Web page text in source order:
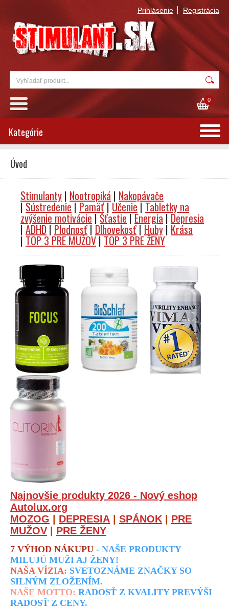
Prihlásenie Registrácia
0
Kategórie
Úvod
Stimulanty | Nootropiká | Nakopávače
|Sústredenie|Pamäť|Učenie|Tabletky na
zvýšenie motivácie|Šťastie|Energia|Depresia
|ADHD|Plodnosť| Dlhovekosť|Huby | Krása
| TOP 3 PRE MUŽOV|TOP 3 PRE ŽENY
Najnovšie produkty 2026 - Nový eshop
Autolux.org
MOZOG
DEPRESIA SPÁNOK
PRE
MUŽOV
PRE ŽENY
7 VÝHOD NÁKUPU - NAŠE PRODUKTY
MILUJÚ MUŽI AJ ŽENY!
NAŠA VÍZIA: SVETOZNÁME ZNAČKY SO
SILNÝM ZLOŽENÍM.
NAŠE MOTTO: RADOSŤ Z KVALITY PREVÝŠI
RADOSŤ Z CENY.